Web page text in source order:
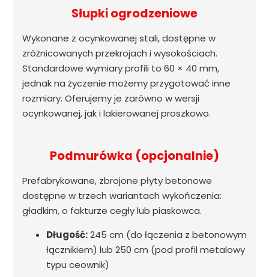
Słupki ogrodzeniowe
Wykonane z ocynkowanej stali, dostępne w
zróżnicowanych przekrojach i wysokościach.
Standardowe wymiary profili to 60 × 40 mm,
jednak na życzenie możemy przygotować inne
rozmiary. Oferujemy je zarówno w wersji
ocynkowanej, jak i lakierowanej proszkowo.
Podmurówka (opcjonalnie)
Prefabrykowane, zbrojone płyty betonowe
dostępne w trzech wariantach wykończenia:
gładkim, o fakturze cegły lub piaskowca.
Długość:245 cm (do łączenia z betonowym
łącznikiem) lub 250 cm (pod profil metalowy
typu ceownik)